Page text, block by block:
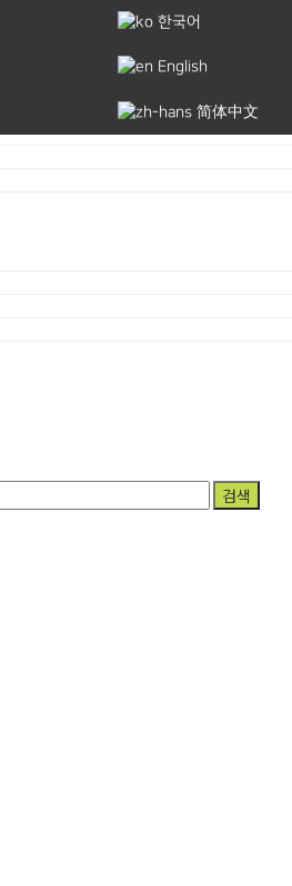
한국어
English
简体中文
검색